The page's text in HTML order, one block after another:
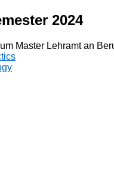
2024
Master Lehramt an